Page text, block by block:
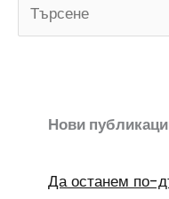
ъ
Нови
Да останем по-